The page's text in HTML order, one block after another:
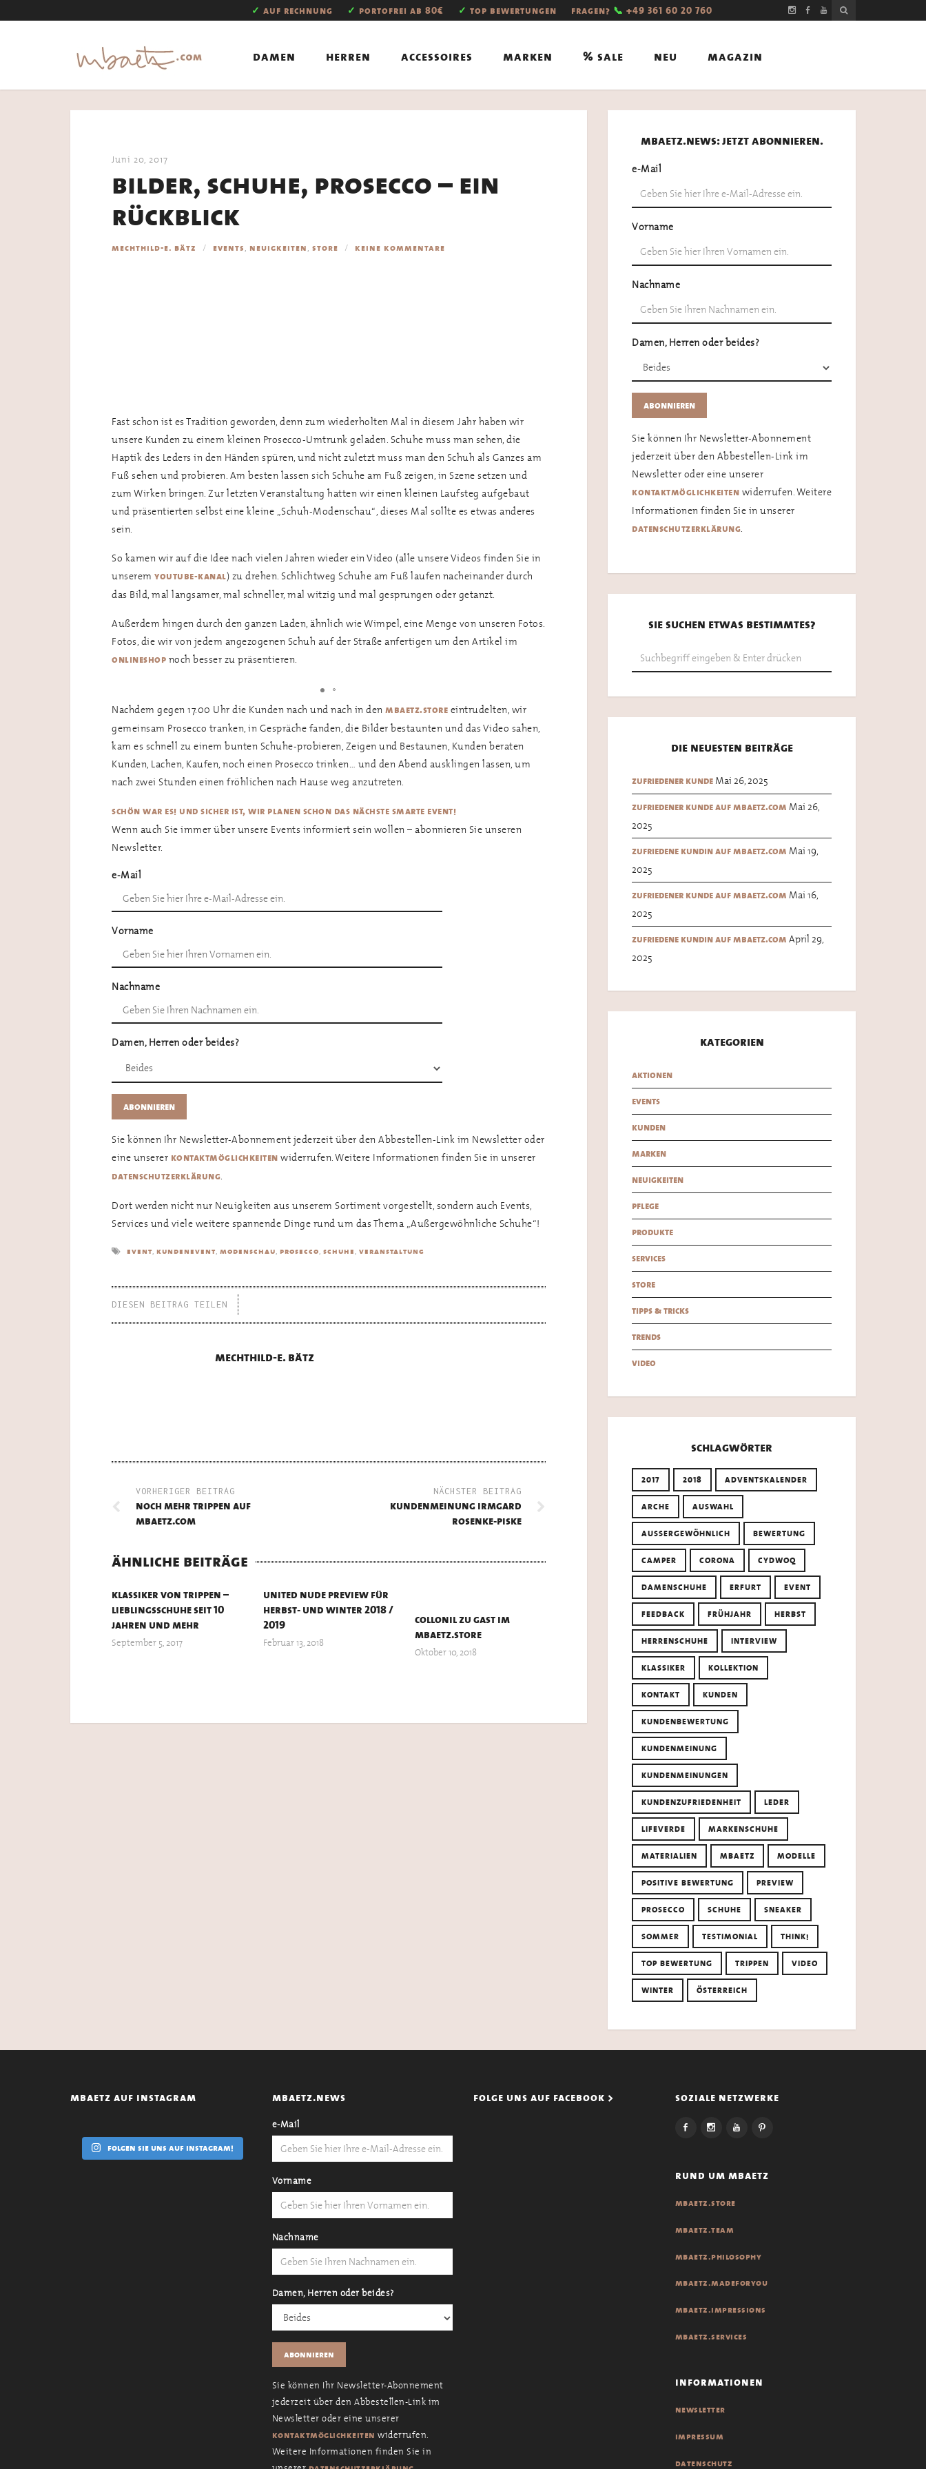
✓ auf rechnung ✓ portofrei ab 80€ ✓ top bewertungen fragen? 📞 +49 361 60 20 760
damen herren accessoires marken % sale neu magazin
Juni 20, 2017
bilder, schuhe, prosecco – ein
rückblick
mechthild-e. bätz events, neuigkeiten, store keine kommentare
Fast schon ist es Tradition geworden, denn zum wiederholten Mal in diesem Jahr haben wir
unsere Kunden zu einem kleinen Prosecco-Umtrunk geladen. Schuhe muss man sehen, die
Haptik des Leders in den Händen spüren, und nicht zuletzt muss man den Schuh als Ganzes am
Fuß sehen und probieren. Am besten lassen sich Schuhe am Fuß zeigen, in Szene setzen und
zum Wirken bringen. Zur letzten Veranstaltung hatten wir einen kleinen Laufsteg aufgebaut
und präsentierten selbst eine kleine „Schuh-Modenschau“, dieses Mal sollte es etwas anderes
sein.
So kamen wir auf die Idee nach vielen Jahren wieder ein Video (alle unsere Videos finden Sie in
unserem youtube-kanal) zu drehen. Schlichtweg Schuhe am Fuß laufen nacheinander durch
das Bild, mal langsamer, mal schneller, mal witzig und mal gesprungen oder getanzt.
Außerdem hingen durch den ganzen Laden, ähnlich wie Wimpel, eine Menge von unseren Fotos.
Fotos, die wir von jedem angezogenen Schuh auf der Straße anfertigen um den Artikel im
onlineshop noch besser zu präsentieren.
Nachdem gegen 17.00 Uhr die Kunden nach und nach in den mbaetz.store eintrudelten, wir
gemeinsam Prosecco tranken, in Gespräche fanden, die Bilder bestaunten und das Video sahen,
kam es schnell zu einem bunten Schuhe-probieren, Zeigen und Bestaunen, Kunden beraten
Kunden, Lachen, Kaufen, noch einen Prosecco trinken… und den Abend ausklingen lassen, um
nach zwei Stunden einen fröhlichen nach Hause weg anzutreten.
schön war es! und sicher ist, wir planen schon das nächste smarte event!
Wenn auch Sie immer über unsere Events informiert sein wollen – abonnieren Sie unseren
Newsletter.
e-Mail
Vorname
Nachname
Damen, Herren oder beides?
Sie können Ihr Newsletter-Abonnement jederzeit über den Abbestellen-Link im Newsletter oder
eine unserer kontaktmöglichkeiten widerrufen. Weitere Informationen finden Sie in unserer
datenschutzerklärung.
Dort werden nicht nur Neuigkeiten aus unserem Sortiment vorgestellt, sondern auch Events,
Services und viele weitere spannende Dinge rund um das Thema „Außergewöhnliche Schuhe“!
event, kundenevent, modenschau, prosecco, schuhe , veranstaltung
DIESEN BEITRAG TEILEN
mechthild-e. bätz
VORHERIGER BEITRAG
noch mehr trippen auf
mbaetz.com
NÄCHSTER BEITRAG
kundenmeinung irmgard
rosenke-piske
ähnliche beiträge
klassiker von trippen –
lieblingsschuhe seit 10
jahren und mehr
September 5, 2017
united nude preview für
herbst- und winter 2018 /
2019
Februar 13, 2018
collonil zu gast im
mbaetz.store
Oktober 10, 2018
mbaetz.news: jetzt abonnieren.
e-Mail
Vorname
Nachname
Damen, Herren oder beides?
Sie können Ihr Newsletter-Abonnement
jederzeit über den Abbestellen-Link im
Newsletter oder eine unserer
kontaktmöglichkeiten widerrufen. Weitere
Informationen finden Sie in unserer
datenschutzerklärung.
sie suchen etwas bestimmtes?
die neuesten beiträge
zufriedener kunde Mai 26, 2025
zufriedener kunde auf mbaetz.com Mai 26,
2025
zufriedene kundin auf mbaetz.com Mai 19,
2025
zufriedener kunde auf mbaetz.com Mai 16,
2025
zufriedene kundin auf mbaetz.com April 29,
2025
kategorien
aktionen
events
kunden
marken
neuigkeiten
pflege
produkte
services
store
tipps & tricks
trends
video
schlagwörter
2017 2018 ADVENTSKALENDER
ARCHE AUSWAHL
AUSSERGEWÖHNLICH BEWERTUNG
CAMPER CORONA CYDWOQ
DAMENSCHUHE ERFURT EVENT
FEEDBACK FRÜHJAHR HERBST
HERRENSCHUHE INTERVIEW
KLASSIKER KOLLEKTION
KONTAKT KUNDEN
KUNDENBEWERTUNG
KUNDENMEINUNG
KUNDENMEINUNGEN
KUNDENZUFRIEDENHEIT LEDER
LIFEVERDE MARKENSCHUHE
MATERIALIEN MBAETZ MODELLE
POSITIVE BEWERTUNG PREVIEW
PROSECCO SCHUHE SNEAKER
SOMMER TESTIMONIAL THINK!
TOP BEWERTUNG TRIPPEN VIDEO
WINTER ÖSTERREICH
mbaetz auf instagram
folgen sie uns auf instagram!
mbaetz.news
e-Mail
Vorname
Nachname
Damen, Herren oder beides?
Sie können Ihr Newsletter-Abonnement
jederzeit über den Abbestellen-Link im
Newsletter oder eine unserer
kontaktmöglichkeiten widerrufen.
Weitere Informationen finden Sie in
folge uns auf facebook > soziale netzwerke
rund um mbaetz
mbaetz.store
mbaetz.team
mbaetz.philosophy
mbaetz.madeforyou
mbaetz.impressions
mbaetz.services
informationen
newsletter
impressum
datenschutz